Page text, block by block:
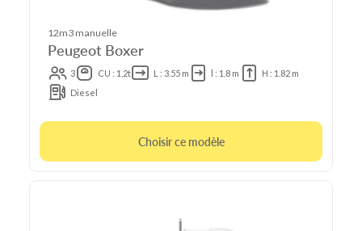
12m3 manuelle
Peugeot Boxer
3 CU : 1,2t L : 3.55 m l : 1.8 m
H : 1.82 m
Diesel
Choisir ce modèle